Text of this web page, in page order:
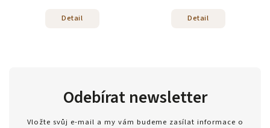
Detail Detail
Odebírat newsletter
Vložte svůj e-mail a my vám budeme zasílat informace o